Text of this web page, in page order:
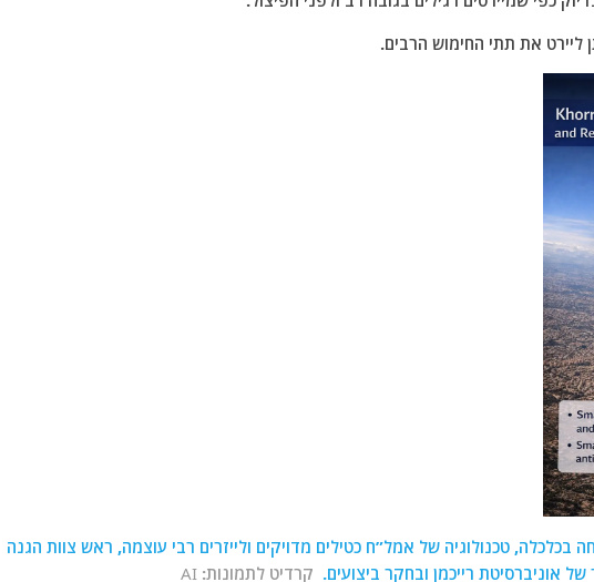
ליירט את תתי החימוש הרבים.
בכלכלה, טכנולוגיה של אמל”ח כטילים מדויקים ולייזרים רבי עוצמה, ראש צוות הגנה
אוניברסיטת רייכמן ובחקר ביצועים. קרדיט לתמונות: